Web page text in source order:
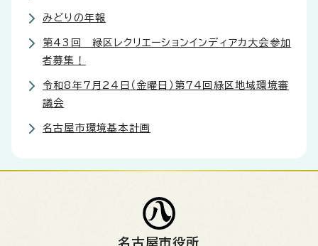
みどりの年報
第43回 緑区レクリエーションインディアカ大会参加
者募集！
令和8年7月24日（金曜日）第74回緑区地域環境審
議会
名古屋市環境基本計画
名古屋市役所